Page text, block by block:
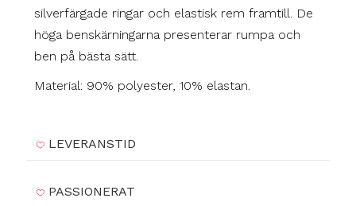
silverfärgade ringar och elastisk rem framtill. De
höga benskärningarna presenterar rumpa och
ben på bästa sätt.
Material: 90% polyester, 10% elastan.
LEVERANSTID
PASSIONERAT